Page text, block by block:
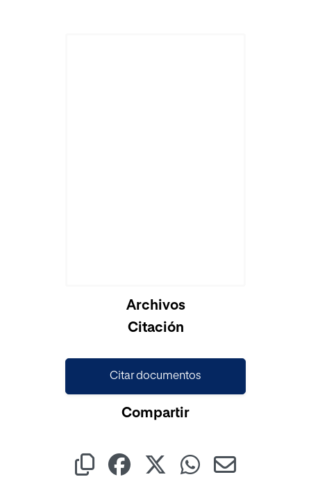
Archivos
Citación
Citar documentos
Compartir